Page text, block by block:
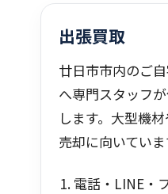
出張買取
廿日市市内のご
へ専門スタッフ
します。大型機
売却に向いていま
電話・LINE・